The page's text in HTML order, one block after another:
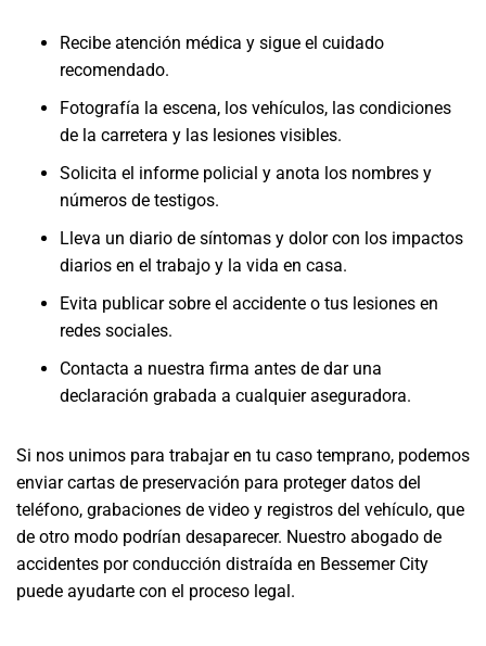
Recibe atención médica y sigue el cuidado
recomendado.
Fotografía la escena, los vehículos, las condiciones
de la carretera y las lesiones visibles.
Solicita el informe policial y anota los nombres y
números de testigos.
Lleva un diario de síntomas y dolor con los impactos
diarios en el trabajo y la vida en casa.
Evita publicar sobre el accidente o tus lesiones en
redes sociales.
Contacta a nuestra firma antes de dar una
declaración grabada a cualquier aseguradora.
Si nos unimos para trabajar en tu caso temprano, podemos
enviar cartas de preservación para proteger datos del
teléfono, grabaciones de video y registros del vehículo, que
de otro modo podrían desaparecer. Nuestro abogado de
accidentes por conducción distraída en Bessemer City
puede ayudarte con el proceso legal.